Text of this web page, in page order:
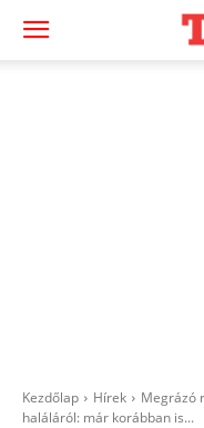
Kezdőlap Hírek
Megrázó
haláláról: már korábban is...